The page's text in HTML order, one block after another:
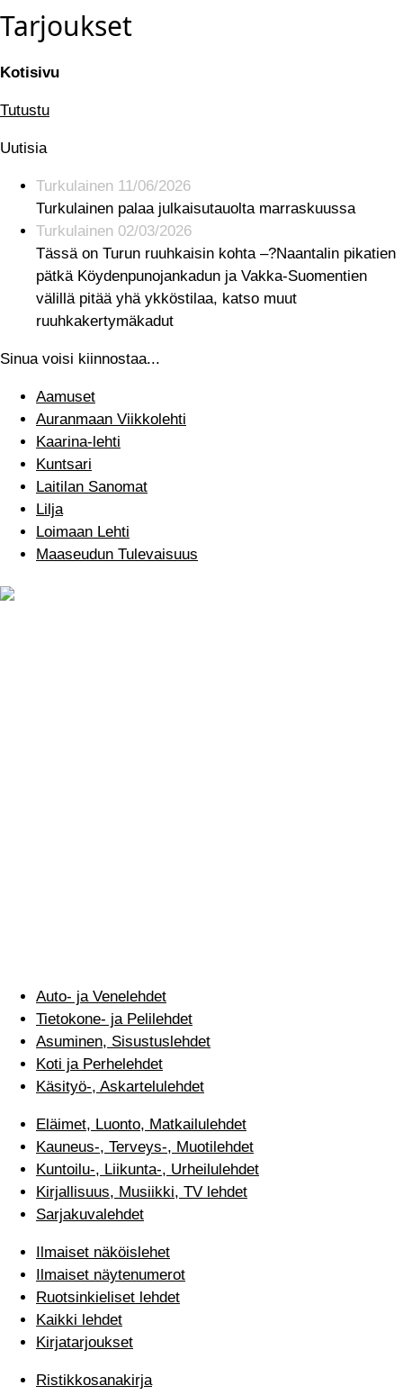
Tarjoukset
Kotisivu
Tutustu
Uutisia
Turkulainen 11/06/2026
Turkulainen palaa julkaisutauolta marraskuussa
Turkulainen 02/03/2026
Tässä on Turun ruuhkaisin kohta –?Naantalin pikatien
pätkä Köydenpunojankadun ja Vakka-Suomentien
välillä pitää yhä ykköstilaa, katso muut
ruuhkakertymäkadut
Sinua voisi kiinnostaa...
Aamuset
Auranmaan Viikkolehti
Kaarina-lehti
Kuntsari
Laitilan Sanomat
Lilja
Loimaan Lehti
Maaseudun Tulevaisuus
Auto- ja Venelehdet
Tietokone- ja Pelilehdet
Asuminen, Sisustuslehdet
Koti ja Perhelehdet
Käsityö-, Askartelulehdet
Eläimet, Luonto, Matkailulehdet
Kauneus-, Terveys-, Muotilehdet
Kuntoilu-, Liikunta-, Urheilulehdet
Kirjallisuus, Musiikki, TV lehdet
Sarjakuvalehdet
Ilmaiset näköislehet
Ilmaiset näytenumerot
Ruotsinkieliset lehdet
Kaikki lehdet
Kirjatarjoukset
Ristikkosanakirja